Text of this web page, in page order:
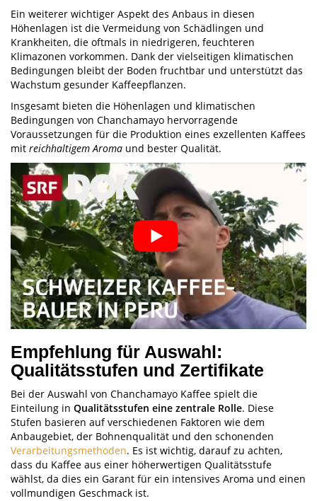
Ein weiterer wichtiger Aspekt des Anbaus in diesen
Höhenlagen ist die Vermeidung von Schädlingen und
Krankheiten, die oftmals in niedrigeren, feuchteren
Klimazonen vorkommen. Dank der vielseitigen klimatischen
Bedingungen bleibt der Boden fruchtbar und unterstützt das
Wachstum gesunder Kaffeepflanzen.
Insgesamt bieten die Höhenlagen und klimatischen
Bedingungen von Chanchamayo hervorragende
Voraussetzungen für die Produktion eines exzellenten Kaffees
mit reichhaltigem Aroma und bester Qualität.
Empfehlung für Auswahl:
Qualitätsstufen und Zertifikate
Bei der Auswahl von Chanchamayo Kaffee spielt die
Einteilung in Qualitätsstufen eine zentrale Rolle. Diese
Stufen basieren auf verschiedenen Faktoren wie dem
Anbaugebiet, der Bohnenqualität und den schonenden
Verarbeitungsmethoden. Es ist wichtig, darauf zu achten,
dass du Kaffee aus einer höherwertigen Qualitätsstufe
wählst, da dies ein Garant für ein intensives Aroma und einen
vollmundigen Geschmack ist.